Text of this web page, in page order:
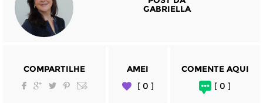
GABRIELLA
COMPARTILHE
AMEI
[ 0 ]
COMENTE AQUI
[ 0 ]